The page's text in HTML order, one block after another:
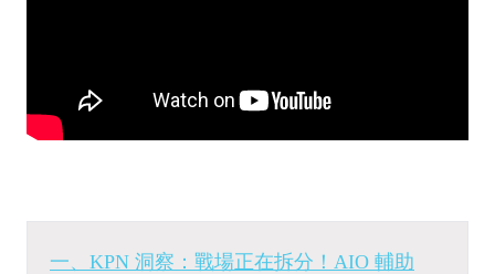
一、KPN 洞察：戰場正在拆分！AIO 輔助